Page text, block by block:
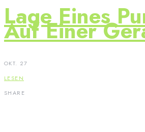
Lage Eines
Auf Einer
OKT. 27
LESEN
SHARE